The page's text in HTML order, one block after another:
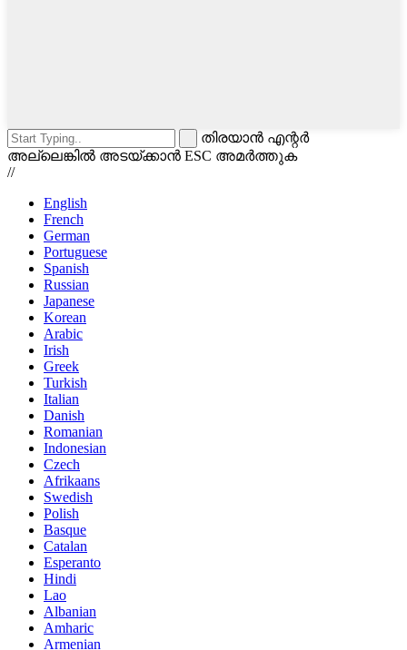
തിരയാൻ എന്റർ
അല്ലെങ്കിൽ അടയ്ക്കാൻ ESC അമർത്തുക
//
English
French
German
Portuguese
Spanish
Russian
Japanese
Korean
Arabic
Irish
Greek
Turkish
Italian
Danish
Romanian
Indonesian
Czech
Afrikaans
Swedish
Polish
Basque
Catalan
Esperanto
Hindi
Lao
Albanian
Amharic
Armenian